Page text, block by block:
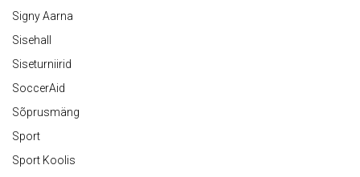
Signy Aarna
Sisehall
Siseturniirid
SoccerAid
Sõprusmäng
Sport
Sport Koolis